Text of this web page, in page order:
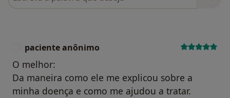
paciente anônimo
O melhor:
Da maneira como ele me explicou sobre a
minha doença e como me ajudou a tratar.